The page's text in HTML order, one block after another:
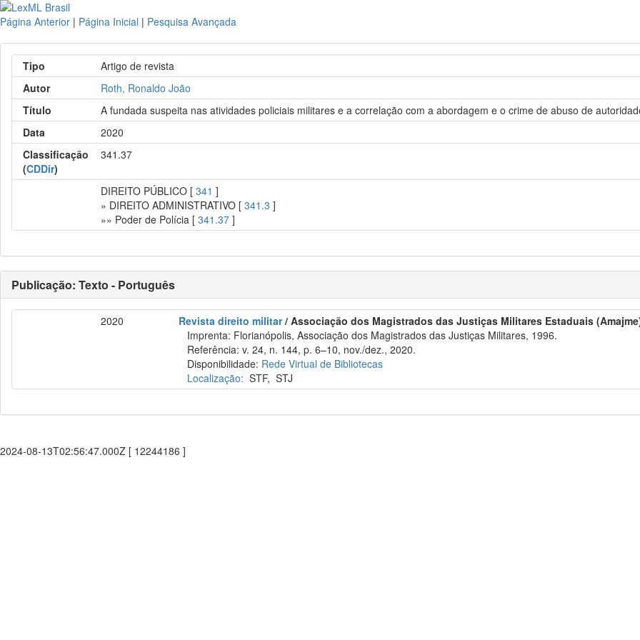
Página Anterior | Página Inicial | Pesquisa Avançada
Tipo
Artigo de revista
Autor
Roth, Ronaldo João
Título
A fundada suspeita nas atividades policiais militares e a correlação com a abordagem e o crime de abuso de
Data
2020
Classificação
(CDDir)
341.37
DIREITO PÚBLICO [341 ]
» DIREITO ADMINISTRATIVO [341.3 ]
»» Poder de Polícia [341.37 ]
Publicação: Texto - Português
2020 Revista direito militar/ Associação dos Magistrados das Justiças Militares Estaduais
Imprenta: Florianópolis, Associação dos Magistrados das Justiças Militares, 1996.
Referência: v. 24, n. 144, p. 6–10, nov./dez., 2020.
Disponibilidade: Rede Virtual de Bibliotecas
Localização: STF,STJ
2024-08-13T02:56:47.000Z [ 12244186 ]